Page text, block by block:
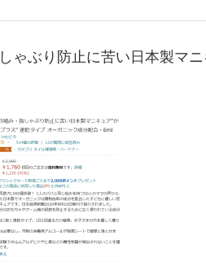
ゃぶり防止に苦い日本製マ